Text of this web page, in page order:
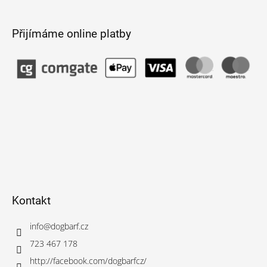
Přijímáme online platby
Kontakt
info@dogbarf.cz
723 467 178
http://facebook.com/dogbarfcz/